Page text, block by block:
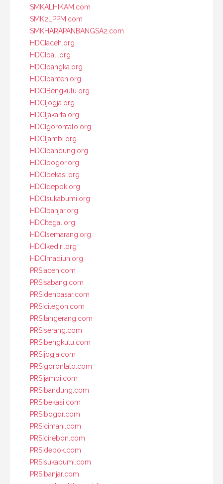
SMKALHIKAM.com
SMK2LPPM.com
SMKHARAPANBANGSA2.com
HDCIaceh.org
HDCIbali.org
HDCIbangka.org
HDCIbanten.org
HDCIBengkulu.org
HDCIjogja.org
HDCIjakarta.org
HDCIgorontalo.org
HDCIjambi.org
HDCIbandung.org
HDCIbogor.org
HDCIbekasi.org
HDCIdepok.org
HDCIsukabumi.org
HDCIbanjar.org
HDCItegal.org
HDCIsemarang.org
HDCIkediri.org
HDCImadiun.org
PRSIaceh.com
PRSIsabang.com
PRSIdenpasar.com
PRSIcilegon.com
PRSItangerang.com
PRSIserang.com
PRSIbengkulu.com
PRSIjogja.com
PRSIgorontalo.com
PRSIjambi.com
PRSIbandung.com
PRSIbekasi.com
PRSIbogor.com
PRSIcimahi.com
PRSIcirebon.com
PRSIdepok.com
PRSIsukabumi.com
PRSIbanjar.com